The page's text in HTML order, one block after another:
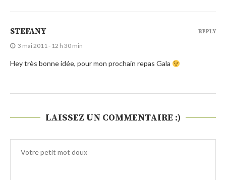
STEFANY
3 mai 2011 - 12 h 30 min
Hey très bonne idée, pour mon prochain repas Gala
REPLY
LAISSEZ UN COMMENTAIRE :)